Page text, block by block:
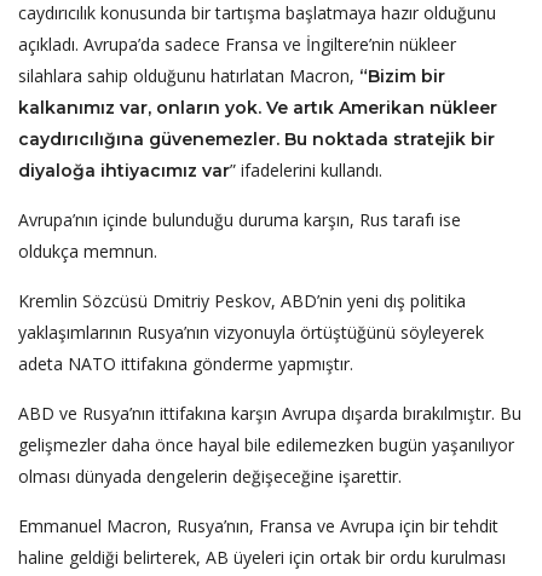
caydırıcılık konusunda bir tartışma başlatmaya hazır olduğunu
açıkladı. Avrupa’da sadece Fransa ve İngiltere’nin nükleer
silahlara sahip olduğunu hatırlatan Macron, “Bizim bir
kalkanımız var, onların yok. Ve artık Amerikan nükleer
caydırıcılığına güvenemezler. Bu noktada stratejik bir
diyaloğa ihtiyacımız var” ifadelerini kullandı.
Avrupa’nın içinde bulunduğu duruma karşın, Rus tarafı ise
oldukça memnun.
Kremlin Sözcüsü Dmitriy Peskov, ABD’nin yeni dış politika
yaklaşımlarının Rusya’nın vizyonuyla örtüştüğünü söyleyerek
adeta NATO ittifakına gönderme yapmıştır.
ABD ve Rusya’nın ittifakına karşın Avrupa dışarda bırakılmıştır. Bu
gelişmezler daha önce hayal bile edilemezken bugün yaşanılıyor
olması dünyada dengelerin değişeceğine işarettir.
Emmanuel Macron, Rusya’nın, Fransa ve Avrupa için bir tehdit
haline geldiği belirterek, AB üyeleri için ortak bir ordu kurulması